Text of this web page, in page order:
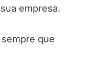
empresa.
que